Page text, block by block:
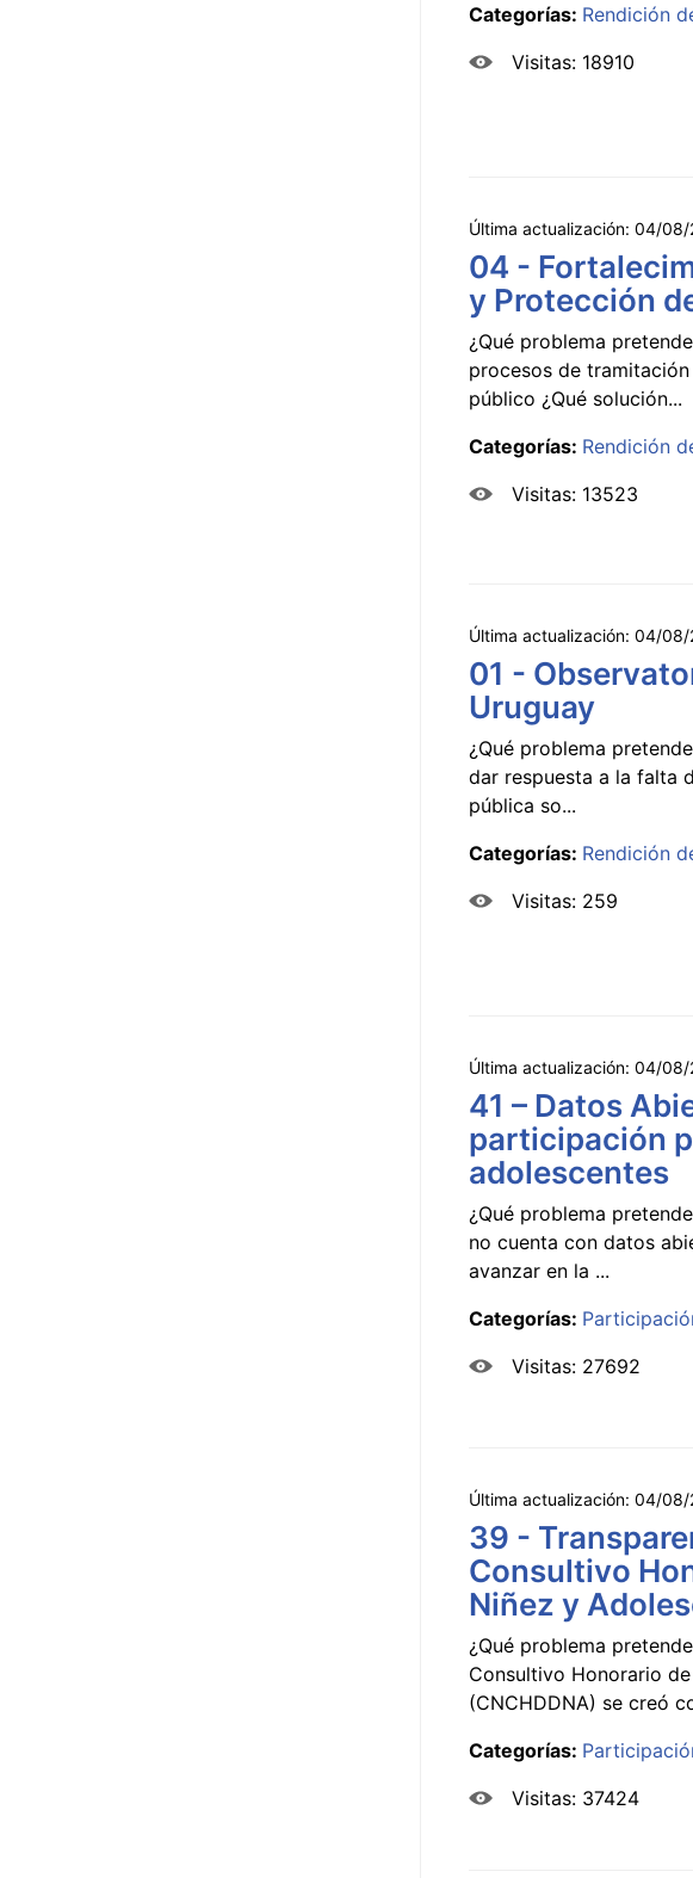
Categorías: Rendición
Visitas: 18910
Última actualización: 04/08/
04 -
y Protección
¿Qué problema
procesos de
público ¿Qué solución...
Categorías: Rendición
Visitas: 13523
Última actualización: 04/08/
01 -
Uruguay
¿Qué problema
dar respuesta a la falta
pública so...
Categorías: Rendición
Visitas: 259
Última actualización: 04/08/
41 – Datos
participación
adolescentes
¿Qué problema
no cuenta con datos
avanzar en la ...
Categorías:
Visitas: 27692
Última actualización: 04/08/
39 -
Consultivo
Niñez y
¿Qué problema
Consultivo Honorario
(CNCHDDNA) se creó
Categorías:
Visitas: 37424